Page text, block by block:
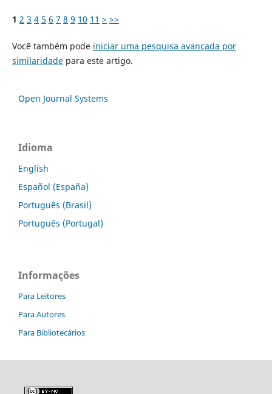
1 2 3 4 5 6 7 8 9 10 11 > >>
Você também pode iniciar uma pesquisa avançada por
similaridadepara este artigo.
Open Journal Systems
Idioma
English
Español (España)
Português (Brasil)
Português (Portugal)
Informações
Para Leitores
Para Autores
Para Bibliotecários